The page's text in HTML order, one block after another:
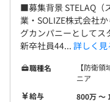
■募集背景 STELAQ（
業・SOLIZE株式会社
グカンパニーとしてス
新卒社員44... 詳しく見
職種名
【防衛
ニア
給与
800万 〜